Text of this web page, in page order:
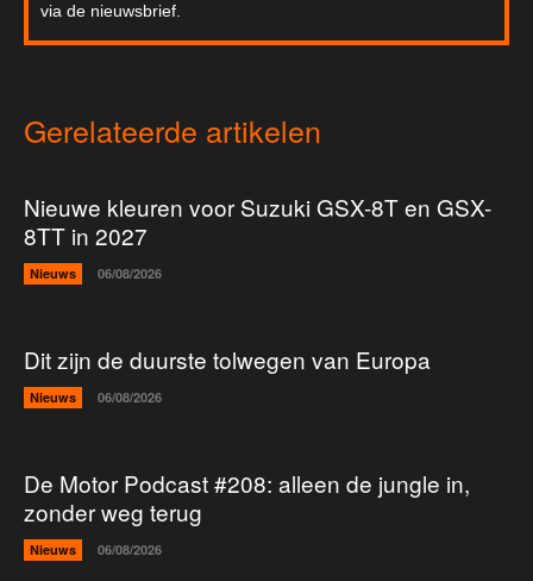
via de nieuwsbrief.
Gerelateerde artikelen
Nieuwe kleuren voor Suzuki GSX-8T en GSX-
8TT in 2027
Nieuws 06/08/2026
Dit zijn de duurste tolwegen van Europa
Nieuws 06/08/2026
De Motor Podcast #208: alleen de jungle in,
zonder weg terug
Nieuws 06/08/2026